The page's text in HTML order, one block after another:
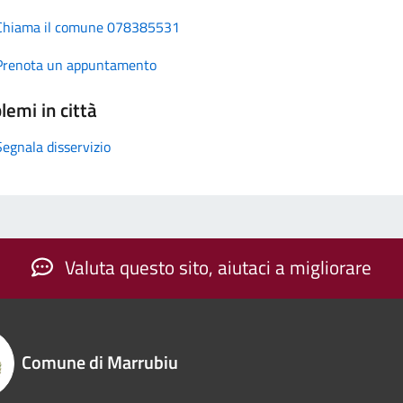
il comune 078385531
un appuntamento
in città
disservizio
Valuta questo sito, aiutaci a migliorare
Comune di Marrubiu